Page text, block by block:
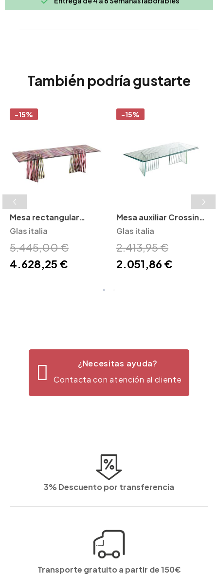
También podría gustarte
-15%
Mesa rectangular
Crossing Glas Italia
Glas italia
5.445,00 €
4.628,25 €
-15%
Mesa auxiliar Crossing
Glas Italia
Glas italia
2.413,95 €
2.051,86 €
¿Necesitas ayuda?
Contacta con atención al cliente
3% Descuento por transferencia
Transporte gratuito a partir de 150€